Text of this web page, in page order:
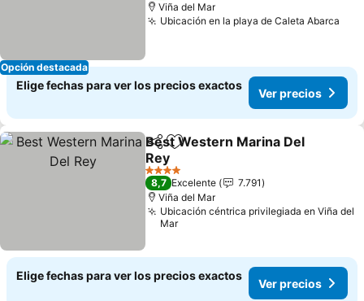
Opción destacada
Viña del Mar
Ubicación en la playa de Caleta Abarca
Elige fechas para ver los precios exactos
Ver precios
CompartirAgregar a favoritos
Best Western Marina Del
Rey
Ver precios
4 Estrellas
8,7 Excelente
7.791
Viña del Mar
Ubicación céntrica privilegiada en Viña del
Mar
Elige fechas para ver los precios exactos
Ver precios